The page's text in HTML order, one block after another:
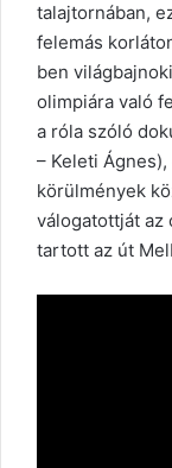
talajtornában,
felemás
ben
olimpiára való
a róla szóló
– Keleti
körülmények
válogatottját az
tartott az út